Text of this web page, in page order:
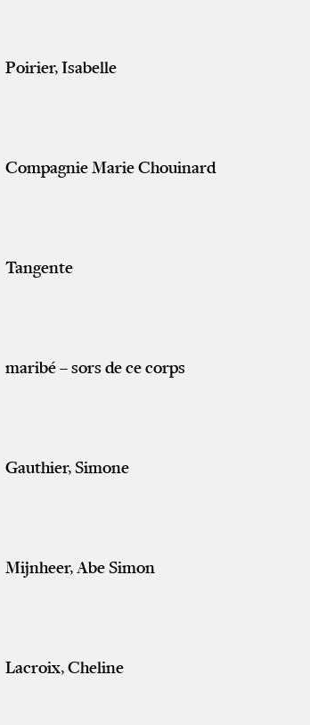
Poirier, Isabelle
Compagnie Marie Chouinard
Tangente
maribé – sors de ce corps
Gauthier, Simone
Mijnheer, Abe Simon
Lacroix, Cheline